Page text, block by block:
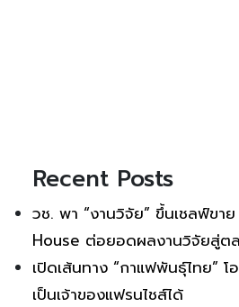
Recent Posts
วช. พา “งานวิจัย” ขึ้นเชลฟ์ขา
House ต่อยอดผลงานวิจัยสู่ต
เปิดเส้นทาง “กาแฟพันธุ์ไทย”
เป็นเจ้าของแฟรนไชส์ได้